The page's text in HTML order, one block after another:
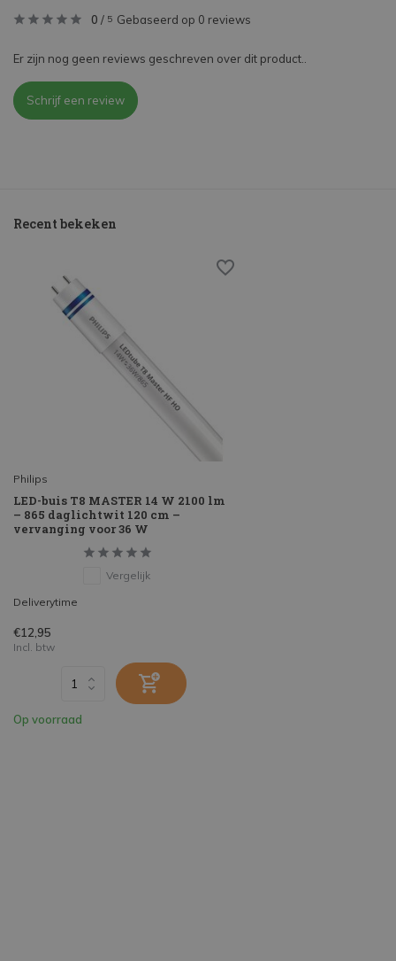
0 / 5 Gebaseerd op 0 reviews
Er zijn nog geen reviews geschreven over dit product..
Schrijf een review
Recent bekeken
Philips
LED-buis T8 MASTER 14 W 2100 lm
– 865 daglichtwit 120 cm –
vervanging voor 36 W
Vergelijk
Deliverytime
€12,95
Incl. btw
Op voorraad